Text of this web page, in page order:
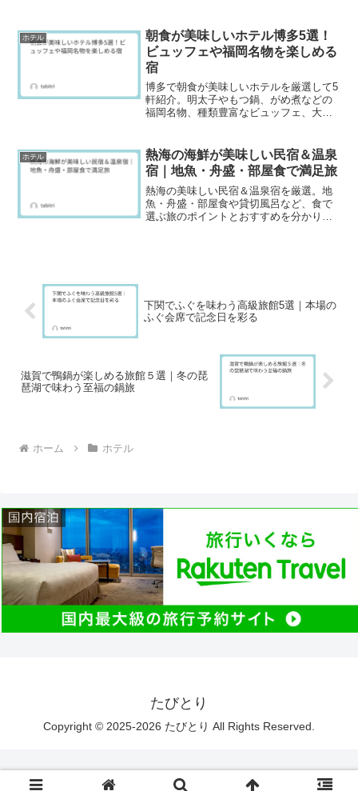
役立つ宿選びガイドも
ホテル
朝食が美味しいホテル博多5選！
ビュッフェや福岡名物を楽しめる
宿
博多で朝食が美味しいホテルを厳選して5
軒紹介。明太子やもつ鍋、がめ煮などの
福岡名物、種類豊富なビュッフェ、大浴
びに役立つ情報をまとめました。
ホテル
熱海の海鮮が美味しい民宿＆温泉
宿｜地魚・舟盛・部屋食で満足旅
熱海の美味しい民宿＆温泉宿を厳選。地
魚・舟盛・部屋食や貸切風呂など、食で
選ぶ旅のポイントとおすすめを分かりや
下関でふぐを味わう高級旅館5選｜本場の
ふぐ会席で記念日を彩る
滋賀で鴨鍋が楽しめる旅館５選｜冬の琵
琶湖で味わう至福の鍋旅
ホーム ホテル
たびとり
Copyright © 2025-2026 たびとり All Rights Reserved.